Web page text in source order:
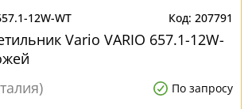
12W-WT 207791
Vario VARIO 657.1-12W-
По запросу